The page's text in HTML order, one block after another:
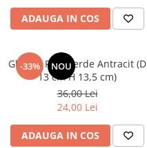
ADAUGA IN COS
-33% NOU
Ghiveci Flori Verde Antracit (D
13 cm H 13,5 cm)
36,00 Lei
24,00 Lei
ADAUGA IN COS